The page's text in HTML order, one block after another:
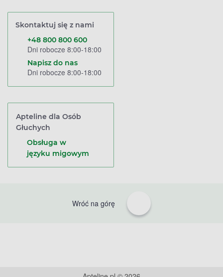
Skontaktuj się z nami
+48 800 800 600
Dni robocze 8:00-18:00
Napisz do nas
Dni robocze 8:00-18:00
Apteline dla Osób
Głuchych
Obsługa w
języku migowym
Wróć na górę